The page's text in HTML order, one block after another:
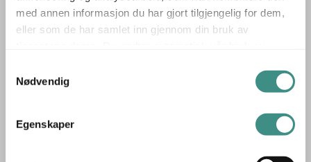
med annen informasjon du har gjort tilgjengelig for dem,
eller som de har samlet inn gjennom din bruk av
Nødvendig
Egenskaper
komfort og har fotkryss som gir stabilitet og støtte under
bruk.
Rasmussen, er kjent for sitt funksjonelle og tidløse
konstruksjonen med moderne komfort, og passer godt i
både møterom, prosjektsoner og sosiale områder.